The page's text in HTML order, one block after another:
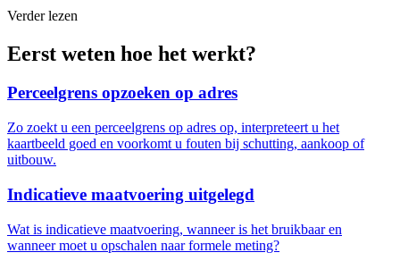
Verder lezen
Eerst weten hoe het werkt?
Perceelgrens opzoeken op adres
Zo zoekt u een perceelgrens op adres op, interpreteert u het
kaartbeeld goed en voorkomt u fouten bij schutting, aankoop of
uitbouw.
Indicatieve maatvoering uitgelegd
Wat is indicatieve maatvoering, wanneer is het bruikbaar en
wanneer moet u opschalen naar formele meting?